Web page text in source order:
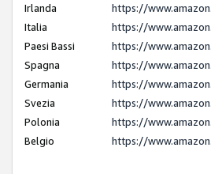
Irlanda
https://
Italia
https://
Paesi Bassi
https://
Spagna
https://
Germania
https://
Svezia
https://
Polonia
https://
Belgio
https://